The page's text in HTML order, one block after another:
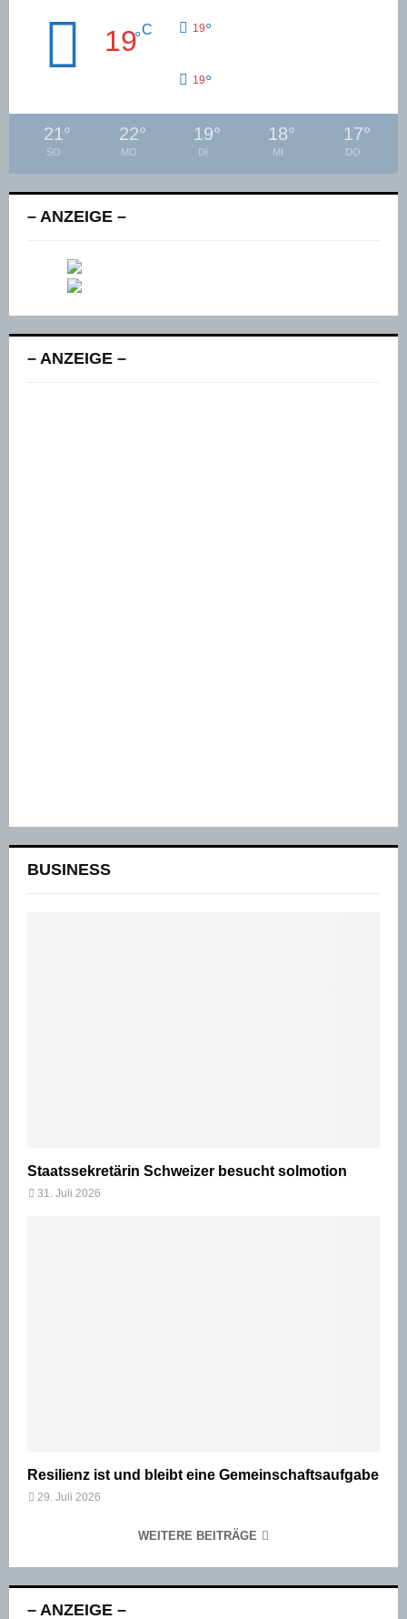
19°C 19°
19°
21°
SO
22°
MO
19°
DI
18°
MI
17°
DO
– ANZEIGE –
– ANZEIGE –
BUSINESS
Staatssekretärin Schweizer besucht solmotion
31. Juli 2026
Resilienz ist und bleibt eine Gemeinschaftsaufgabe
29. Juli 2026
WEITERE BEITRÄGE
– ANZEIGE –